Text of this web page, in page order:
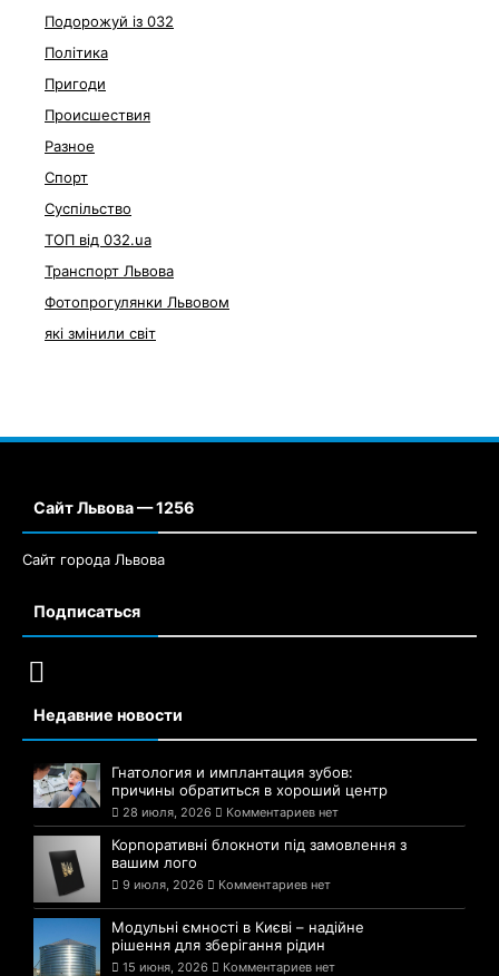
Подорожуй із 032
Політика
Пригоди
Происшествия
Разное
Спорт
Суспільство
ТОП від 032.ua
Транспорт Львова
Фотопрогулянки Львовом
які змінили світ
Сайт Львова — 1256
Сайт города Львова
Подписаться
Недавние новости
Гнатология и имплантация зубов:
причины обратиться в хороший центр
28 июля, 2026 Комментариев нет
Корпоративні блокноти під замовлення з
вашим лого
9 июля, 2026 Комментариев нет
Модульні ємності в Києві – надійне
рішення для зберігання рідин
15 июня, 2026 Комментариев нет